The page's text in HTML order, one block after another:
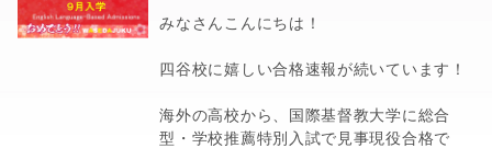
みなさんこんにちは！
四谷校に嬉しい合格速報が続いています！
海外の高校から、国際基督教大学に総合
型・学校推薦特別入試で見事現役合格で